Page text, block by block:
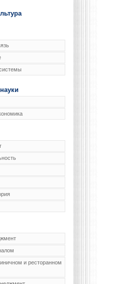
и ресторанном